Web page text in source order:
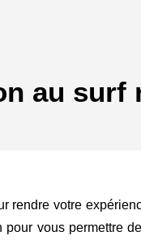
au surf
rendre votre
vous permettre